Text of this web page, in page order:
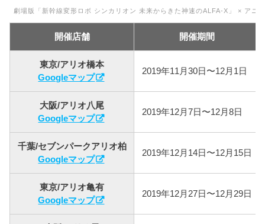
劇場版「新幹線変形ロボ シンカリオン 未来からきた神速のALFA-X」 × アニ
開催店舗 開催期間
東京/アリオ橋本
Googleマップ
2019年11月30日〜12月1日
大阪/アリオ八尾
Googleマップ
2019年12月7日〜12月8日
千葉/セブンパークアリオ柏
Googleマップ
2019年12月14日〜12月15日
東京/アリオ亀有
Googleマップ
2019年12月27日〜12月29日